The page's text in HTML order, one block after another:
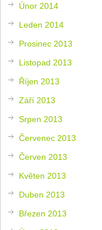
Únor 2014
Leden 2014
Prosinec 2013
Listopad 2013
Říjen 2013
Září 2013
Srpen 2013
Červenec 2013
Červen 2013
Květen 2013
Duben 2013
Březen 2013